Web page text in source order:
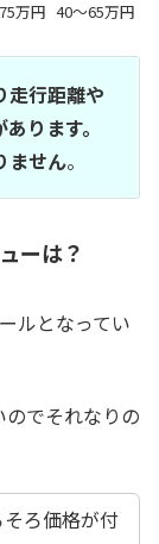
万円 40～65万円
走行距離や
ります。
ません。
ーは？
ルとなってい
でそれなりの
ろ価格が付